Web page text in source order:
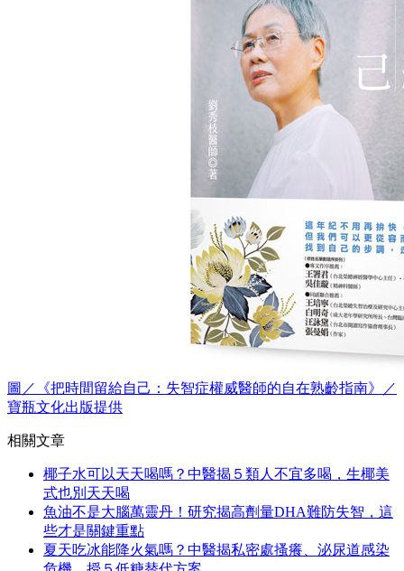
圖／《把時間留給自己：失智症權威醫師的自在熟齡指南》／
寶瓶文化出版提供
相關文章
椰子水可以天天喝嗎？中醫揭５類人不宜多喝，生椰美
式也別天天喝
魚油不是大腦萬靈丹！研究揭高劑量DHA難防失智，這
些才是關鍵重點
夏天吃冰能降火氣嗎？中醫揭私密處搔癢、泌尿道感染